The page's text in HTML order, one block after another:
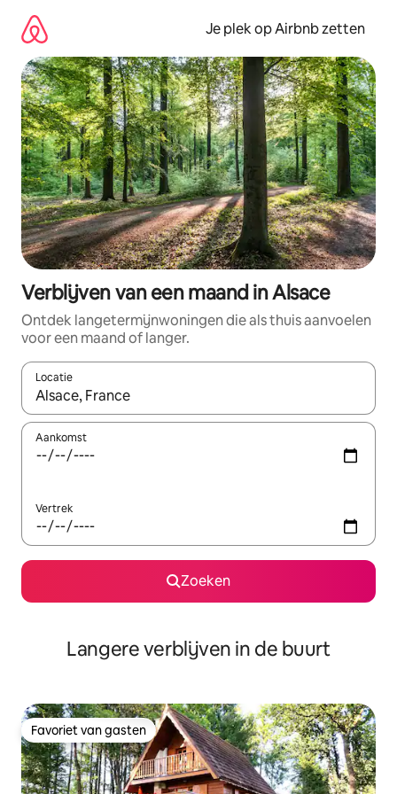
direct
naar
inhoud
Je plek op Airbnb zetten
Verblijven van een maand in Alsace
Ontdek langetermijnwoningen die als thuis aanvoelen
voor een maand of langer.
Locatie
Wanneer er resultaten beschikbaar zijn, maak je een keuze
Aankomst
Vertrek
Zoeken
Langere verblijven in de buurt
Favoriet van gasten
Favoriet van gasten